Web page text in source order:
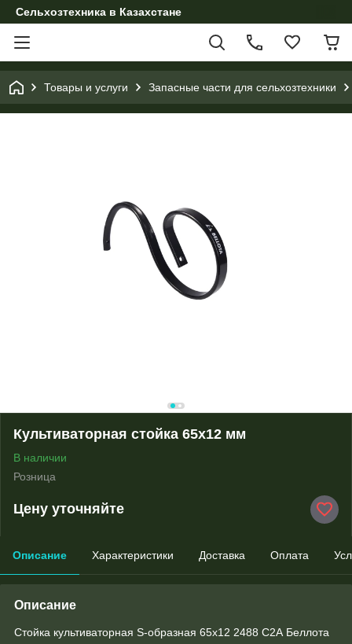
Сельхозтехника в Казахстане
Товары и услуги Запасные части для сельхозтехники
Культиваторная стойка 65х12 мм
В наличии
Розница
Цену уточняйте
Описание Характеристики Доставка Оплата
Описание
Стойка культиваторная S-образная 65х12 2488 С2А Беллота